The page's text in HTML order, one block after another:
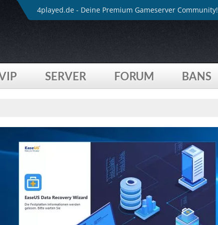
4played.de - Deine Premium Gameserver Community!
SERVER FORUM BANS